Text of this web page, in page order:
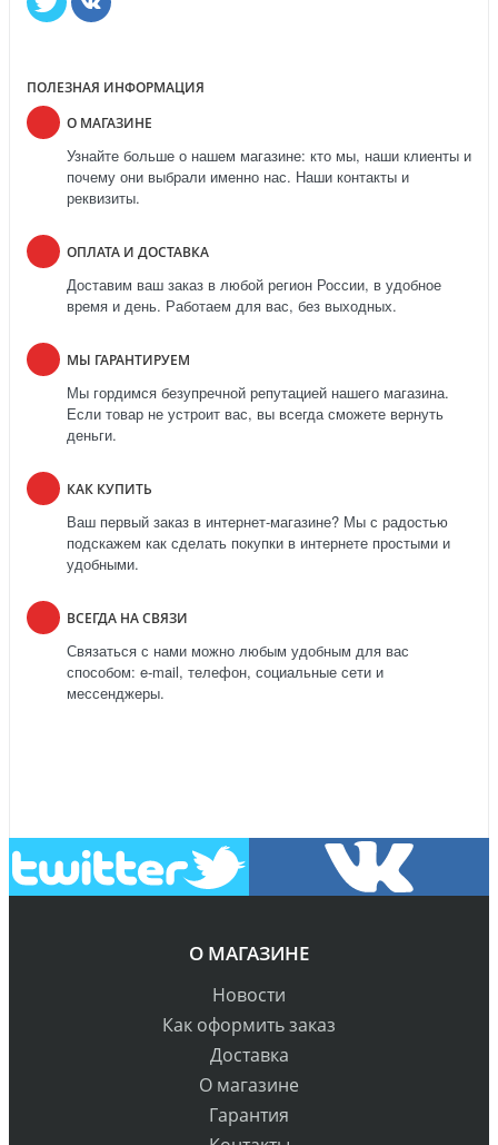
ПОЛЕЗНАЯ ИНФОРМАЦИЯ
О МАГАЗИНЕ
Узнайте больше о нашем магазине: кто мы, наши клиенты и
почему они выбрали именно нас. Наши контакты и
реквизиты.
ОПЛАТА И ДОСТАВКА
Доставим ваш заказ в любой регион России, в удобное
время и день. Работаем для вас, без выходных.
МЫ ГАРАНТИРУЕМ
Мы гордимся безупречной репутацией нашего магазина.
Если товар не устроит вас, вы всегда сможете вернуть
деньги.
КАК КУПИТЬ
Ваш первый заказ в интернет-магазине? Мы с радостью
подскажем как сделать покупки в интернете простыми и
удобными.
ВСЕГДА НА СВЯЗИ
Связаться с нами можно любым удобным для вас
способом: e-mail, телефон, социальные сети и
мессенджеры.
О МАГАЗИНЕ
Новости
Как оформить заказ
Доставка
О магазине
Гарантия